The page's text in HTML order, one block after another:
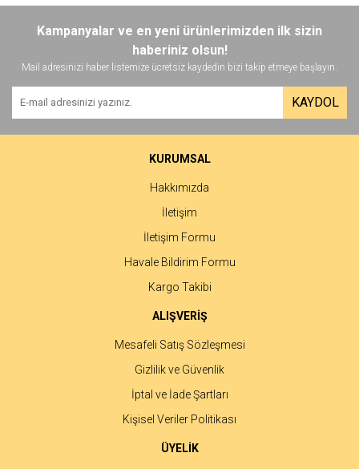
Kampanyalar ve en yeni ürünlerimizden ilk sizin
haberiniz olsun!
Mail adresinizi haber listemize ücretsiz kaydedin bizi takip etmeye başlayın.
KAYDOL
KURUMSAL
Hakkımızda
İletişim
İletişim Formu
Havale Bildirim Formu
Kargo Takibi
ALIŞVERİŞ
Mesafeli Satış Sözleşmesi
Gizlilik ve Güvenlik
İptal ve İade Şartları
Kişisel Veriler Politikası
ÜYELİK